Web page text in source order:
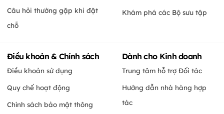
Câu hỏi thường gặp khi đặt
chỗ
Khám phá các Bộ sưu tập
Điều khoản & Chính sách
Điều khoản sử dụng
Quy chế hoạt động
Chính sách bảo mật thông
Dành cho Kinh doanh
Trung tâm hỗ trợ Đối tác
Hướng dẫn nhà hàng hợp
tác